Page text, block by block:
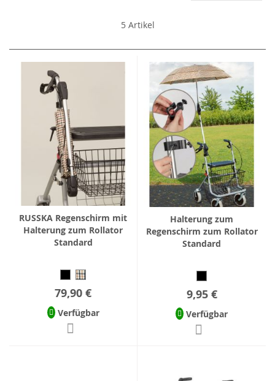
5Artikel
RUSSKA Regenschirm mit
Halterung zum Rollator
Standard
79,90 €
Verfügbar
Halterung zum
Regenschirm zum Rollator
Standard
9,95 €
Verfügbar